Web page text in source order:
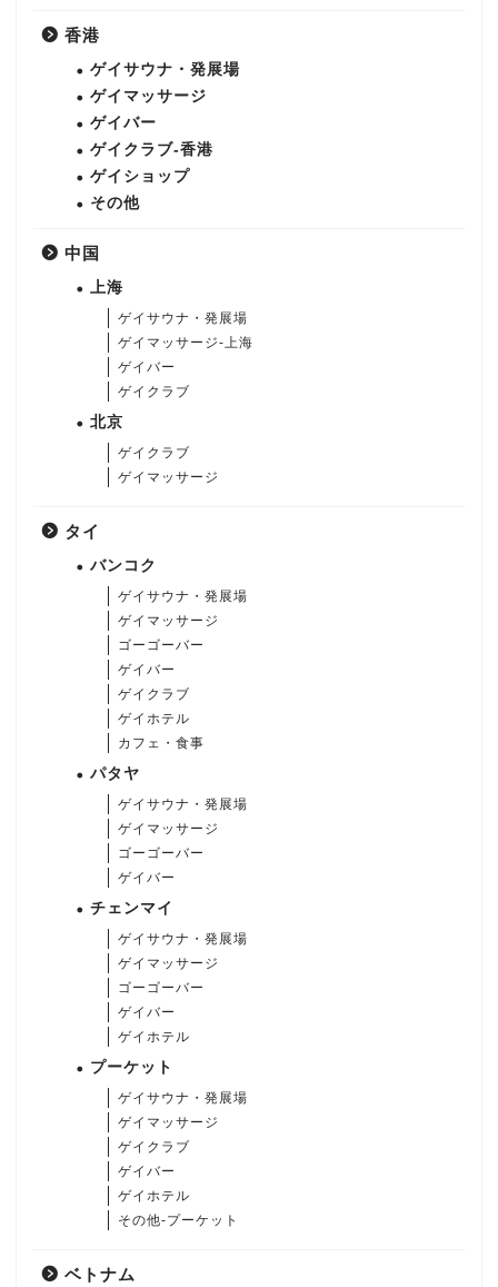
香港
ゲイサウナ・発展場
ゲイマッサージ
ゲイバー
ゲイクラブ-香港
ゲイショップ
その他
中国
上海
ゲイサウナ・発展場
ゲイマッサージ-上海
ゲイバー
ゲイクラブ
北京
ゲイクラブ
ゲイマッサージ
タイ
バンコク
ゲイサウナ・発展場
ゲイマッサージ
ゴーゴーバー
ゲイバー
ゲイクラブ
ゲイホテル
カフェ・食事
パタヤ
ゲイサウナ・発展場
ゲイマッサージ
ゴーゴーバー
ゲイバー
チェンマイ
ゲイサウナ・発展場
ゲイマッサージ
ゴーゴーバー
ゲイバー
ゲイホテル
プーケット
ゲイサウナ・発展場
ゲイマッサージ
ゲイクラブ
ゲイバー
ゲイホテル
その他-プーケット
ベトナム